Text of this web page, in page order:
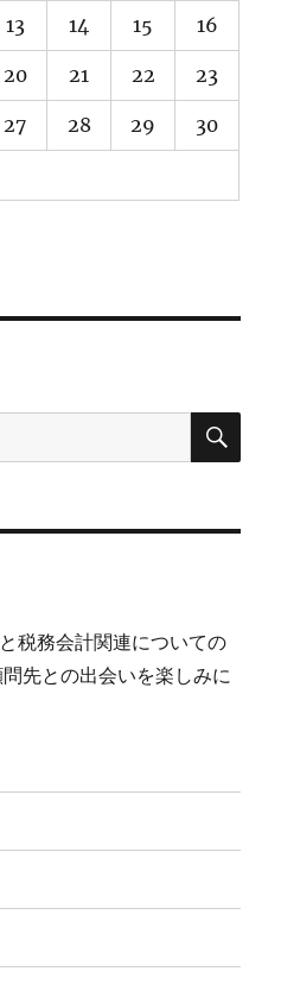
13 14 15 16
20 21 22 23
27 28 29 30
検
税務会計関連についての
先との出会いを楽しみに